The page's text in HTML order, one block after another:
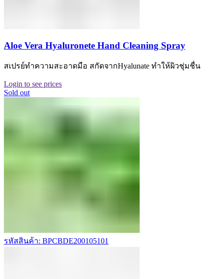
Aloe Vera Hyaluronete Hand Cleaning Spray
สเปรย์ทำความสะอาดมือ สกัดจากHyalunate ทำให้ผิวชุ่มชื่น
Login to see prices
Sold out
รหัสสินค้า: BPCBDE200105101